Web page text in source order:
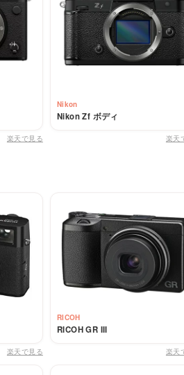
楽天で見る
Nikon
Nikon Zf ボディ
楽天
楽天で見る
RICOH
RICOH GR III
楽天